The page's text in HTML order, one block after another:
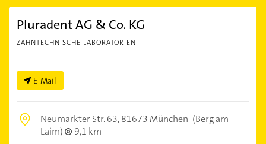
Pluradent AG & Co. KG
ZAHNTECHNISCHE LABORATORIEN
E-Mail
Neumarkter Str. 63,81673 München (Berg am
Laim)
9,1 km